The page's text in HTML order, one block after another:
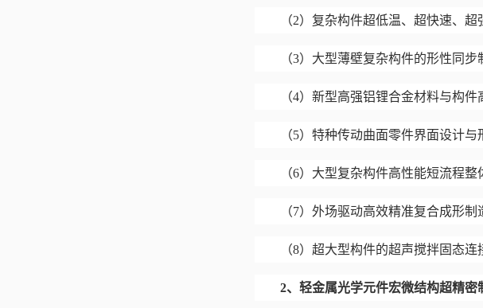
（2）复杂构件超低温、超快速、超
（3）大型薄壁复杂构件的形性同步
（4）新型高强铝锂合金材料与构件
（5）特种传动曲面零件界面设计与
（6）大型复杂构件高性能短流程整
（7）外场驱动高效精准复合成形制
（8）超大型构件的超声搅拌固态连
2、 轻金属光学元件宏微结构超精密